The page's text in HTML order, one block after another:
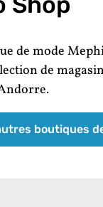
de mode
de
boutiques